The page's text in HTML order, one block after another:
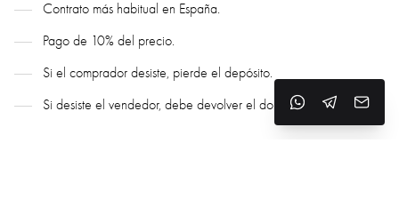
Contrato más habitual en España.
Pago de 10% del precio.
Si el comprador desiste, pierde el depósito.
Si desiste el vendedor, debe devolver el doble.